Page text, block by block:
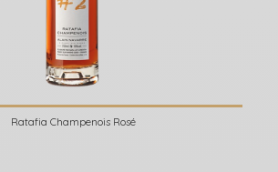
Ratafia Champenois Rosé